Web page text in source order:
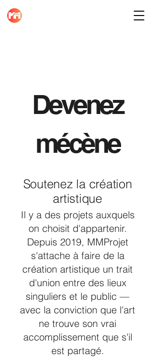
Devenez
mécène
Soutenez la création
artistique
Il y a des projets auxquels
on choisit d'appartenir.
Depuis 2019, MMProjet
s'attache à faire de la
création artistique un trait
d'union entre des lieux
singuliers et le public —
avec la conviction que l'art
ne trouve son vrai
accomplissement que s'il
est partagé.